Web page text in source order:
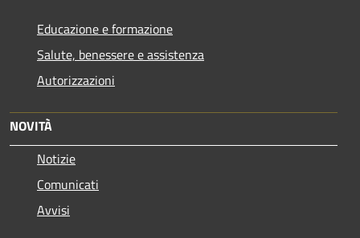
Educazione e formazione
Salute, benessere e assistenza
Autorizzazioni
NOVITÀ
Notizie
Comunicati
Avvisi